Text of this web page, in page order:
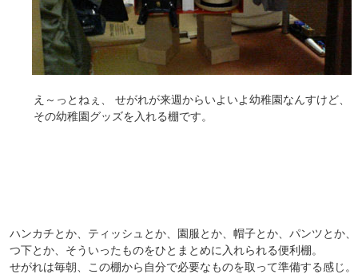
え～っとねぇ、 せがれが来週からいよいよ幼稚園なんすけど、
その幼稚園グッズを入れる棚です。
ハンカチとか、ティッシュとか、園服とか、帽子とか、パンツとか
つ下とか、そういったものをひとまとめに入れられる便利棚。
せがれは毎朝、この棚から自分で必要なものを取って準備する感じ。